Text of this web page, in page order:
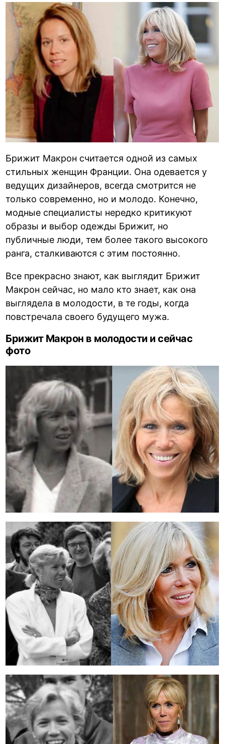
Брижит Макрон считается одной из самых
стильных женщин Франции. Она одевается у
ведущих дизайнеров, всегда смотрится не
только современно, но и молодо. Конечно,
модные специалисты нередко критикуют
образы и выбор одежды Брижит, но
публичные люди, тем более такого высокого
ранга, сталкиваются с этим постоянно.
Все прекрасно знают, как выглядит Брижит
Макрон сейчас, но мало кто знает, как она
выглядела в молодости, в те годы, когда
повстречала своего будущего мужа.
Брижит Макрон в молодости и сейчас
фото